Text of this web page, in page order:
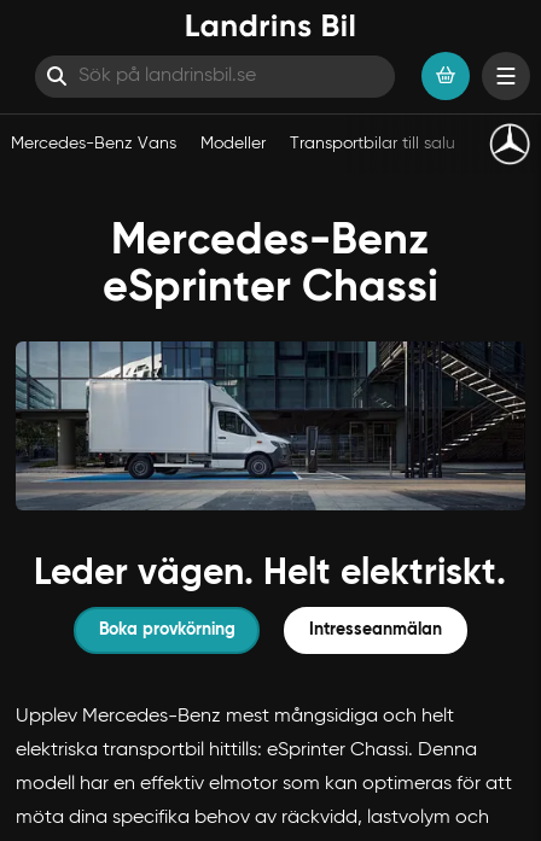
Mercedes-Benz Vans Modeller Transportbilar till salu eVans
Mercedes-Benz
eSprinter Chassi
Leder vägen. Helt elektriskt.
Boka provkörning Intresseanmälan
Upplev Mercedes-Benz mest mångsidiga och helt
elektriska transportbil hittills: eSprinter Chassi. Denna
modell har en effektiv elmotor som kan optimeras för att
möta dina specifika behov av räckvidd, lastvolym och